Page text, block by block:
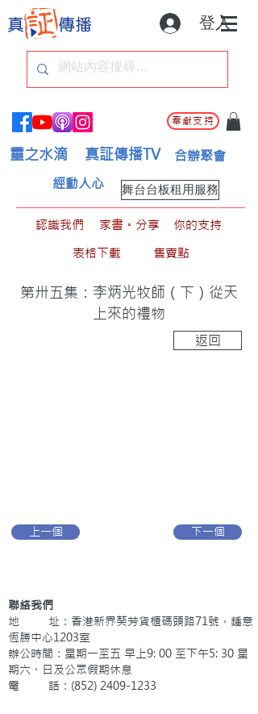
登入
奉獻支持
靈之水滴 真証傳播TV 合辦聚會
舞台台板租用服務
經動人心
認識我們 家書。分享
你的支持
表格下載
售賣點
第卅五集：李炳光牧師（下）從天
上來的禮物
返回
上一個 下一個
聯絡我們
地 址：香港新界葵芳貨櫃碼頭路71號，鍾意
恆勝中心1203室
辦公時間：星期一至五 早上9: 00 至下午5: 30 星
期六、日及公眾假期休息
電 話：(852) 2409-1233